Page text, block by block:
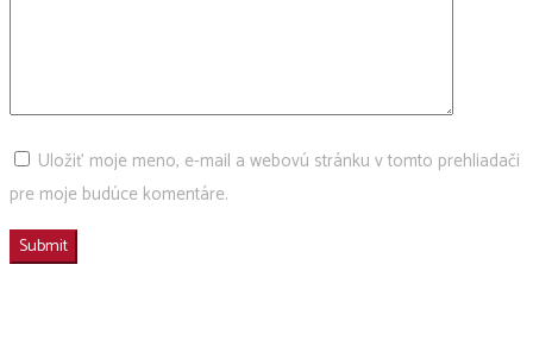
Uložiť moje meno, e-mail a webovú stránku v tomto prehliadači
pre moje budúce komentáre.